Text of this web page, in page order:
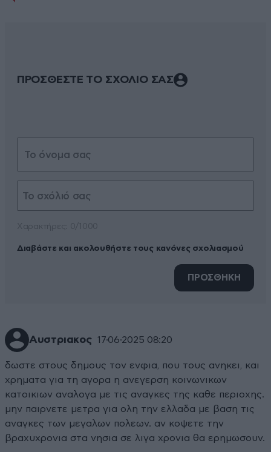
ΠΡΟΣΘΕΣΤΕ ΤΟ ΣΧΟΛΙΟ ΣΑΣ
Διαβάστε και ακολουθήστε τους κανόνες σχολιασμού
ΠΡΟΣΘΗΚΗ
Αυστριακος 17·06·2025 08:20
δωστε στους δημους τον ενφια, που τους ανηκει, και
χρηματα για τη αγορα η ανεγερση κοινωνικων
κατοικιων αναλογα με τις αναγκες της καθε περιοχης.
μην παιρνετε μετρα για ολη την ελλαδα με βαση τις
αναγκες των μεγαλων πολεων. αν κοψετε την
βραχυχρονια στα νησια σε λιγα χρονια θα ερημωσουν.